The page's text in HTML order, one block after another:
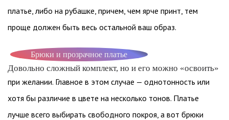
платье, либо на рубашке, причем, чем ярче принт, тем
проще должен быть весь остальной ваш образ.
Брюки и прозрачное платье
Довольно сложный комплект, но и его можно «освоить»
при желании. Главное в этом случае — однотонность или
хотя бы различие в цвете на несколько тонов. Платье
лучше всего выбирать свободного покроя, а вот брюки